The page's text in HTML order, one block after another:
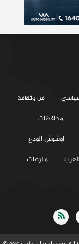
فن وثقافة
محافظات
اوشوش الودع
منوعات